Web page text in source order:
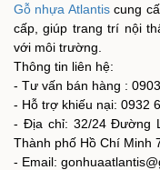
Gỗ nhựa Atlantiscung
cấp, giúp trang trí nội
với môi trường.
Thông tin liên hệ:
- Tư vấn bán hàng :
- Hỗ trợ khiếu nại: 0932
- Địa chỉ: 32/24 Đường
Thành phố Hồ Chí Minh
- Email: